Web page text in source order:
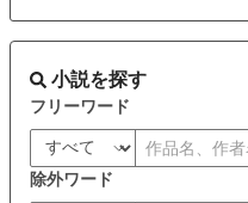
小説を探す
フリーワード
除外ワード